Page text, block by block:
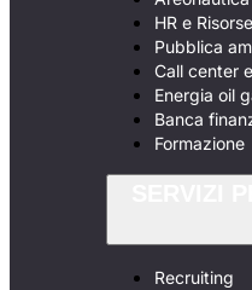
HR e
Pubblica
Call center
Energia oil
Banca
Formazione
Recruiting